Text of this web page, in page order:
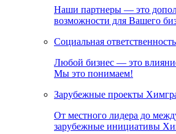
Наши партнеры — это
возможности для Вашего
Социальная ответственность
Любой бизнес — это
Мы это понимаем!
Зарубежные проекты
От местного лидера до
зарубежные инициативы